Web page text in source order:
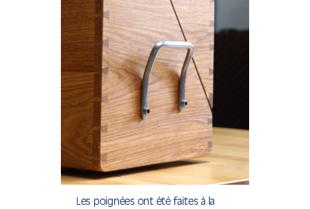
Les poignées ont été faites à la